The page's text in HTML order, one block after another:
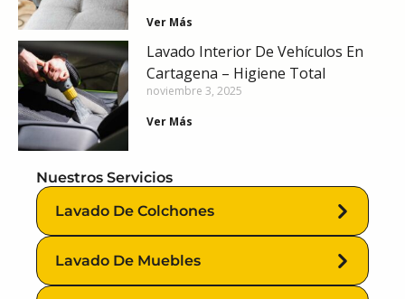
Ver Más
Lavado Interior De Vehículos En
Cartagena – Higiene Total
noviembre 3, 2025
Ver Más
Nuestros Servicios
Lavado De Colchones
Lavado De Muebles